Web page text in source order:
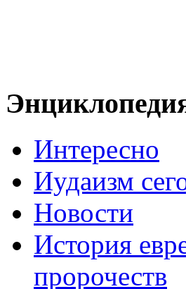
Интересно
Иудаизм
Новости
История
пророчеств